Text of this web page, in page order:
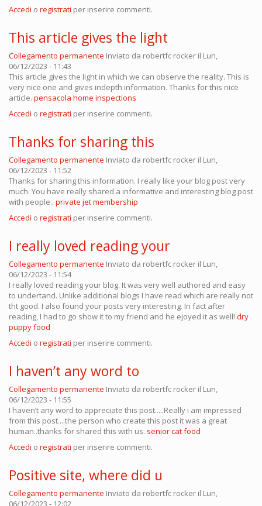
Accedi o registrati per inserire commenti.
This article gives the light
Collegamento permanente Inviato da robertfc rocker il Lun,
06/12/2023 - 11:43
This article gives the light in which we can observe the reality. This is
very nice one and gives indepth information. Thanks for this nice
article. pensacola home inspections
Accedi o registrati per inserire commenti.
Thanks for sharing this
Collegamento permanente Inviato da robertfc rocker il Lun,
06/12/2023 - 11:52
Thanks for sharing this information. I really like your blog post very
much. You have really shared a informative and interesting blog post
with people.. private jet membership
Accedi o registrati per inserire commenti.
I really loved reading your
Collegamento permanente Inviato da robertfc rocker il Lun,
06/12/2023 - 11:54
I really loved reading your blog. It was very well authored and easy
to undertand. Unlike additional blogs I have read which are really not
tht good. I also found your posts very interesting. In fact after
reading, I had to go show it to my friend and he ejoyed it as well! dry
puppy food
Accedi o registrati per inserire commenti.
I haven’t any word to
Collegamento permanente Inviato da robertfc rocker il Lun,
06/12/2023 - 11:55
I haven’t any word to appreciate this post.....Really i am impressed
from this post....the person who create this post it was a great
human..thanks for shared this with us. senior cat food
Accedi o registrati per inserire commenti.
Positive site, where did u
Collegamento permanente Inviato da robertfc rocker il Lun,
06/12/2023 - 12:02